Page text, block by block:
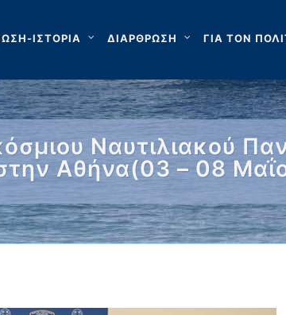
ΙΣΤΟΡΙΑ ΔΙΑΡΘΡΩΣΗ ΓΙΑ ΤΟΝ
Ναυτιλιακού
Αθήνα(03 – 08